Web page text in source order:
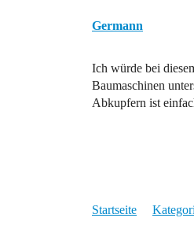
Germann
Ich würde bei
Baumaschinen
Abkupfern ist
Startseite